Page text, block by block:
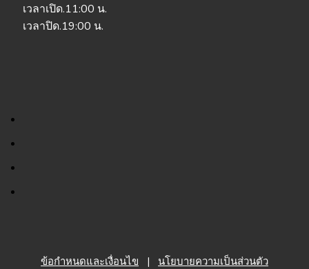
เวลาเปิด.11:00 น.
เวลาปิด.19:00 น.
ข้อกำหนดและเงื่อนไข | นโยบายความเป็นส่วนตัว